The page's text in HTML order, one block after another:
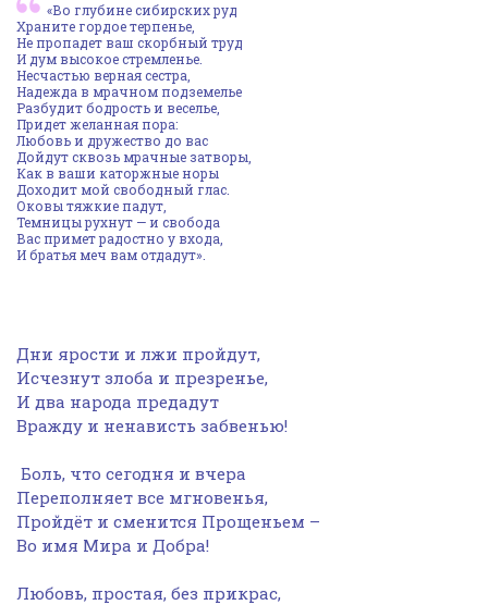
«Во глубине сибирских руд
Храните гордое терпенье,
Не пропадет ваш скорбный труд
И дум высокое стремленье.
Несчастью верная сестра,
Надежда в мрачном подземелье
Разбудит бодрость и веселье,
Придет желанная пора:
Любовь и дружество до вас
Дойдут сквозь мрачные затворы,
Как в ваши каторжные норы
Доходит мой свободный глас.
Оковы тяжкие падут,
Темницы рухнут — и свобода
Вас примет радостно у входа,
И братья меч вам отдадут».
Дни ярости и лжи пройдут,
Исчезнут злоба и презренье,
И два народа предадут
Вражду и ненависть забвенью!
Боль, что сегодня и вчера
Переполняет все мгновенья,
Пройдёт и сменится Прощеньем –
Во имя Мира и Добра!
Любовь, простая, без прикрас,